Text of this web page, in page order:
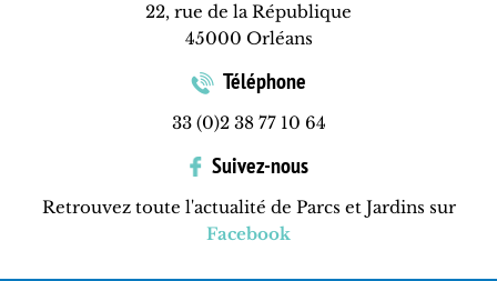
22, rue de la République
45000 Orléans
Téléphone
33 (0)2 38 77 10 64
Suivez-nous
Retrouvez toute l'actualité de Parcs et Jardins sur
Facebook